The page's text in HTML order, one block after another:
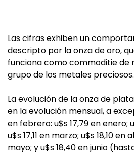
Las cifras exhiben un
descripto por la onza de oro,
funciona como commoditie
grupo de los metales preciosos.
La evolución de la onza de
en la evolución mensual, a
en febrero: u$s 17,79 en enero;
u$s 17,11 en marzo; u$s 18,10 en
mayo; y u$s 18,40 en junio